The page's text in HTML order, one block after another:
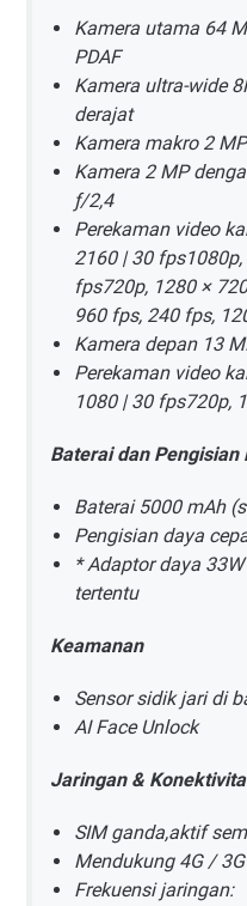
Kamera utama 64
PDAF
Kamera ultra-wide
derajat
Kamera makro 2
Kamera 2 MP
ƒ/2,4
Perekaman video
2160 | 30
fps720p, 1280 ×
960 fps, 240 fps,
Kamera depan 13
Perekaman video
1080 | 30 fps720p,
Baterai dan Pengisian
Baterai 5000 mAh
Pengisian daya
* Adaptor daya
tertentu
Keamanan
Sensor sidik jari di
AI Face Unlock
Jaringan &
SIM ganda,aktif
Mendukung 4G /
Frekuensi jaringan: